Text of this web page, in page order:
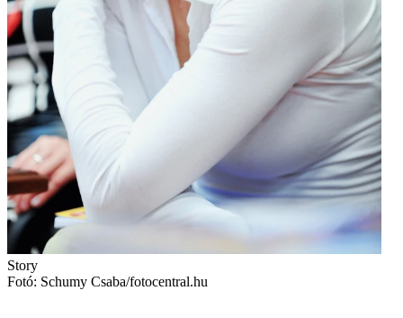
Story
Fotó: Schumy Csaba/fotocentral.hu